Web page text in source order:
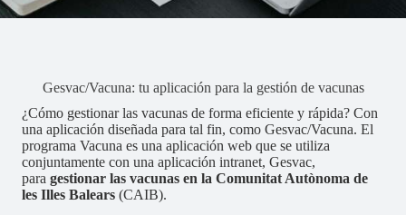
Gesvac/Vacuna: tu aplicación para la gestión de vacunas
¿Cómo gestionar las vacunas de forma eficiente y rápida? Con
una aplicación diseñada para tal fin, como Gesvac/Vacuna. El
programa Vacuna es una aplicación web que se utiliza
conjuntamente con una aplicación intranet, Gesvac,
para gestionar las vacunas en la Comunitat Autònoma de
les Illes Balears (CAIB).